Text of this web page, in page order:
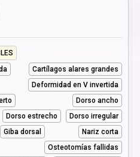
Cartílagos alares grandes
Deformidad en V invertida
Dorso ancho
Dorso estrecho
Dorso irregular
Giba dorsal
Nariz corta
Osteotomías fallidas